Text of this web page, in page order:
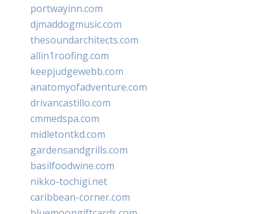
portwayinn.com
djmaddogmusic.com
thesoundarchitects.com
allin1roofing.com
keepjudgewebb.com
anatomyofadventure.com
drivancastillo.com
cmmedspa.com
midletontkd.com
gardensandgrills.com
basilfoodwine.com
nikko-tochigi.net
caribbean-corner.com